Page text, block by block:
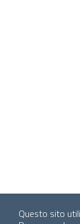
Questo sito